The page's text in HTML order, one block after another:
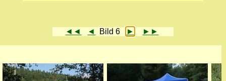
◄◄ ◄ Bild 6 ► ►►